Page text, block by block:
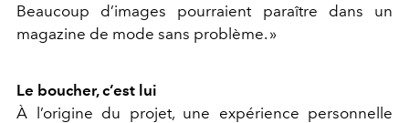
Beaucoup d’images pourraient paraître dans un
magazine de mode sans problème. »
Le boucher, c’est lui
À l’origine du projet, une expérience personnelle